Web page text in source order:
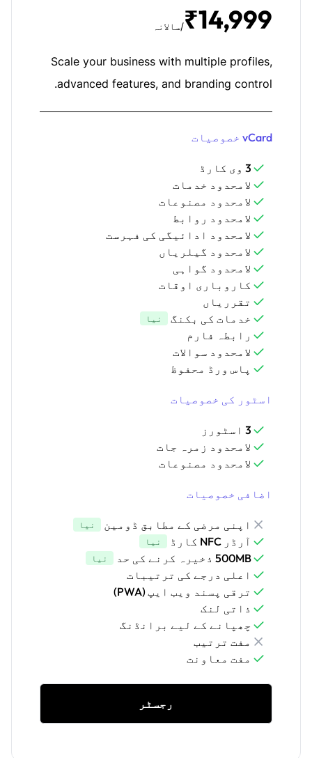
₹14,999/سالانہ
Scale your business with multiple profiles,
advanced features, and branding control.
vCard خصوصیات
3 وی کارڈ
لامحدود خدمات
لامحدود مصنوعات
لامحدود روابط
لامحدود ادائیگی کی فہرست
لامحدود گیلریاں
لامحدود گواہی
کاروباری اوقات
تقرریاں
خدمات کی بکنگ
نیا
رابطہ فارم
لامحدود سوالات
پاس ورڈ محفوظ
اسٹور کی خصوصیات
3 اسٹورز
لامحدود زمرہ جات
لامحدود مصنوعات
اضافی خصوصیات
اپنی مرضی کے مطابق ڈومین نیا
آرڈر NFC کارڈ نیا
500MB ذخیرہ کرنے کی حد نیا
اعلی درجے کی ترتیبات
ترقی پسند ویب ایپ (PWA)
ذاتی لنک
چھپانے کے لیے برانڈنگ
مفت ترتیب
مفت معاونت
رجسٹر